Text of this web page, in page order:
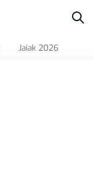
Jaiak 2026